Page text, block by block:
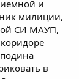
и
милиции,
СИ МАУП,
в